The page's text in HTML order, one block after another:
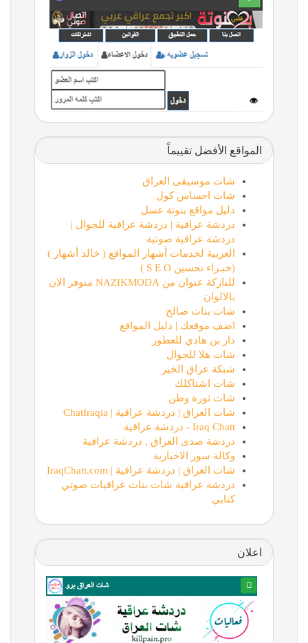
المواقع الأفضل تقييماً
شات موسيقى العراق
شات احساس كول
دليل مواقع بنوتة عسل
دردشة عراقية | دردشة عراقية للجوال |
دردشة عراقية صوتية
العربية لخدمات أشهار المواقع ( خالد أشهار )
(خبـراء تحسين S E O )
للنازكة عنوان من NAZIKMODA متوفر الان
بالالوان
شات بنات صالح
اضف موقعك | دليل المواقع
دار بن هادي للعطور
شات هلا للجوال
شبكة عراق الخير
شات اشتاكلك
شات ثورة وطن
شات العراق | دردشة عراقية | ChatIraqia
Iraq Chatt - دردشة عراقية
دردشة صدى العراق , دردشة عراقية
وكالة سور الاخبارية
شات العراق | دردشة عراقية | IraqChatt.com
دردشة عراقية شات بنات عراقيات صوتي
كتابي
اعلان